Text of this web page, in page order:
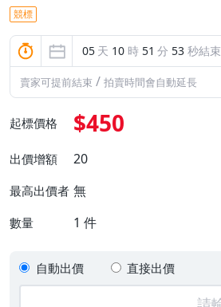
競標
05 天 10 時 51 分 52 秒結束
賣家可提前結束 / 拍賣時間會自動延長
起標價格 $450
出價增額 20
最高出價者 無
數量 1 件
自動出價 直接出價